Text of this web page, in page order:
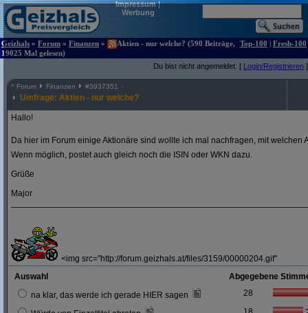
Impressum|
Werbung
Geizhals » Forum » Finanzen »
Aktien - nur welche? (590 Beiträge,
19025 Mal gelesen)
Top-100 | Fresh-100
Du bist nicht angemeldet. [ Login/Registrieren ]
^ Forum Finanzen #3937351
Umfrage: Aktien - nur welche?
Hallo!
Da hier im Forum einige Aktionäre sind wollte ich mal nachfragen, mit welchen
Wenn möglich, postet auch gleich noch die ISIN oder WKN dazu.
Grüße
Major
<img src="http://forum.geizhals.at/files/3159/00000204.gif"
Auswahl
Abgegebene
na klar, das werde ich gerade HIER sagen
28